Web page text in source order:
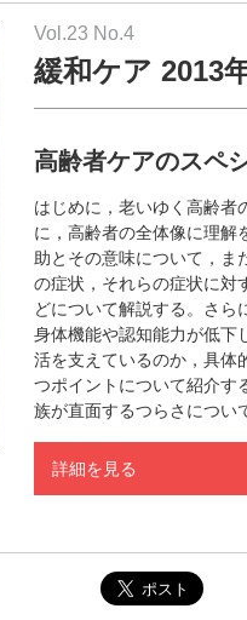
Vol.23 No.4
緩和ケア 2013
高齢者ケアのスペ
はじめに，老いゆく高齢者
に，高齢者の全体像に理解
助とその意味について，ま
の症状，それらの症状に対
どについて解説する。さら
身体機能や認知能力が低下
活を支えているのか，具体
つポイントについて紹介す
族が直面するつらさについ
詳細を見る